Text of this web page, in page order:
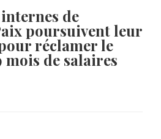
de
poursuivent leur
réclamer le
mois de salaires